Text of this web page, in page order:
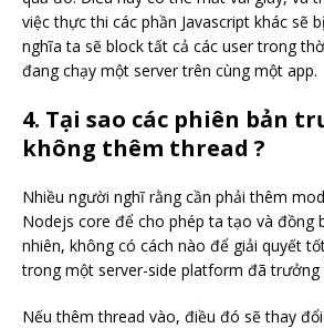
việc thực thi các phần Javascript khác sẽ
nghĩa ta sẽ block tất cả các user trong
đang chạy một server trên cùng một app.
4. Tại sao các phiên bản
không thêm thread ?
Nhiều người nghĩ rằng cần phải thêm
Nodejs core để cho phép ta tạo và đồng
nhiên, không có cách nào để giải quyết
trong một server-side platform đã trưởng
Nếu thêm thread vào, điều đó sẽ thay